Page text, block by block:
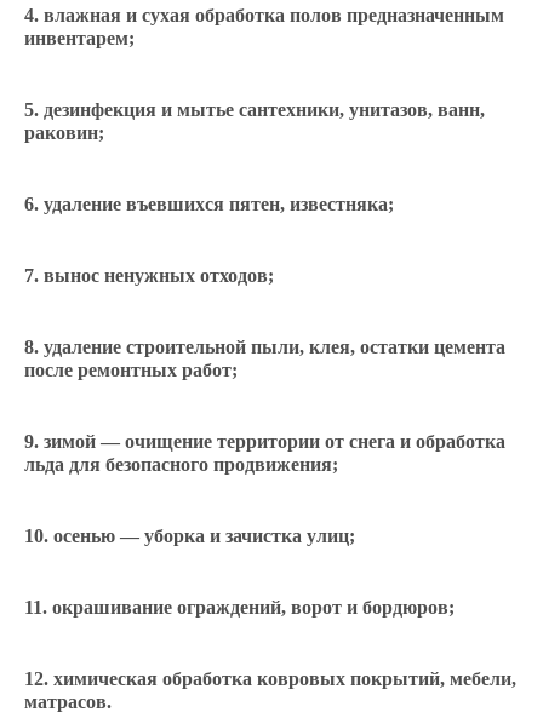
влажная и сухая обработка полов предназначенным
инвентарем;
дезинфекция и мытье сантехники, унитазов, ванн,
раковин;
удаление въевшихся пятен, известняка;
вынос ненужных отходов;
удаление строительной пыли, клея, остатки цемента
после ремонтных работ;
зимой — очищение территории от снега и обработка
льда для безопасного продвижения;
осенью — уборка и зачистка улиц;
окрашивание ограждений, ворот и бордюров;
химическая обработка ковровых покрытий, мебели,
матрасов.